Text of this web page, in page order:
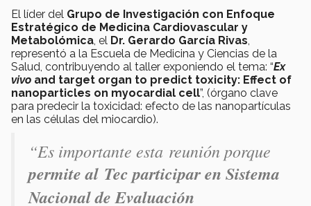
El líder del Grupo de Investigación con Enfoque
Estratégico de Medicina Cardiovascular y
Metabolómica , el Dr. Gerardo García Rivas
representó a la Escuela de Medicina y Ciencias de la
Salud, contribuyendo al taller exponiendo el tema: “Ex
vivo and target organ to predict toxicity: Effect of
nanoparticles on myocardial cell”, (órgano clave
para predecir la toxicidad: efecto de las nanopartículas
en las células del miocardio).
“Es importante esta reunión porque
permite al Tec participar en Sistema
Nacional de Evaluación